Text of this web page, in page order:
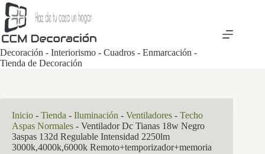
Saltar
al
contenido
Decoración - Interiorismo - Cuadros - Enmarcación -
Tienda de Decoración
Inicio - Tienda - Iluminación - Ventiladores - Techo
Aspas Normales - Ventilador Dc Tianas 18w Negro
3aspas 132d Regulable Intensidad 2250lm
3000k,4000k,6000k Remoto+temporizador+memoria